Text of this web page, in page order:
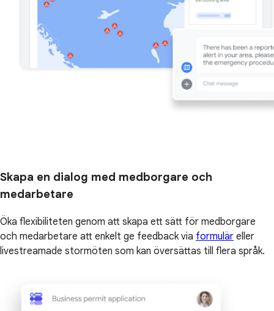
Skapa en dialog med medborgare och
medarbetare
Öka flexibiliteten genom att skapa ett sätt för medborgare
och medarbetare att enkelt ge feedback via formulär eller
livestreamade stormöten som kan översättas till flera språk.